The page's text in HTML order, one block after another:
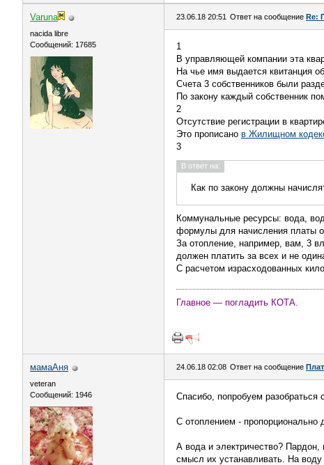
Varuna
nacida libre
Сообщений: 17685
23.06.18 20:51 Ответ на сообщение Re:
1
В управляющей компании эта
На чье имя выдается квитанция
Счета 3 собственников были
По закону каждый собственник
2
Отсутствие регистрации в
Это прописано в Жилищном
3
В ответ на:
Как по закону должны
Коммунальные ресурсы: вода,
формулы для начисления платы
За отопление, например, вам, 3
должен платить за всех и не
С расчетом израсходованных
Главное — погладить КОТА.
мамаАня
veteran
Сообщений: 1946
24.06.18 02:08 Ответ на сообщение
Спасибо, попробуем разобраться
С отоплением - пропорционально
А вода и электричество? Пардон,
смысл их устанавливать. На